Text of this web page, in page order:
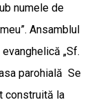
numele de
Ansamblul
„Sf.
parohială Se
construită la